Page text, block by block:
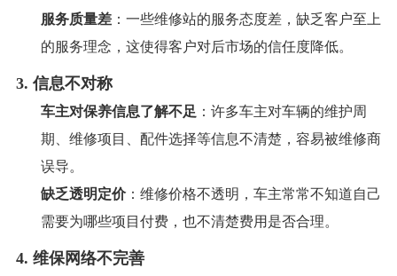
服务质量差：一些维修站的服务态度差，缺乏客户至上
的服务理念，这使得客户对后市场的信任度降低。
3. 信息不对称
车主对保养信息了解不足 ：许多车主对车辆的维护周
期、维修项目、配件选择等信息不清楚，容易被维修商
误导。
缺乏透明定价：维修价格不透明，车主常常不知道自己
需要为哪些项目付费，也不清楚费用是否合理。
4. 维保网络不完善